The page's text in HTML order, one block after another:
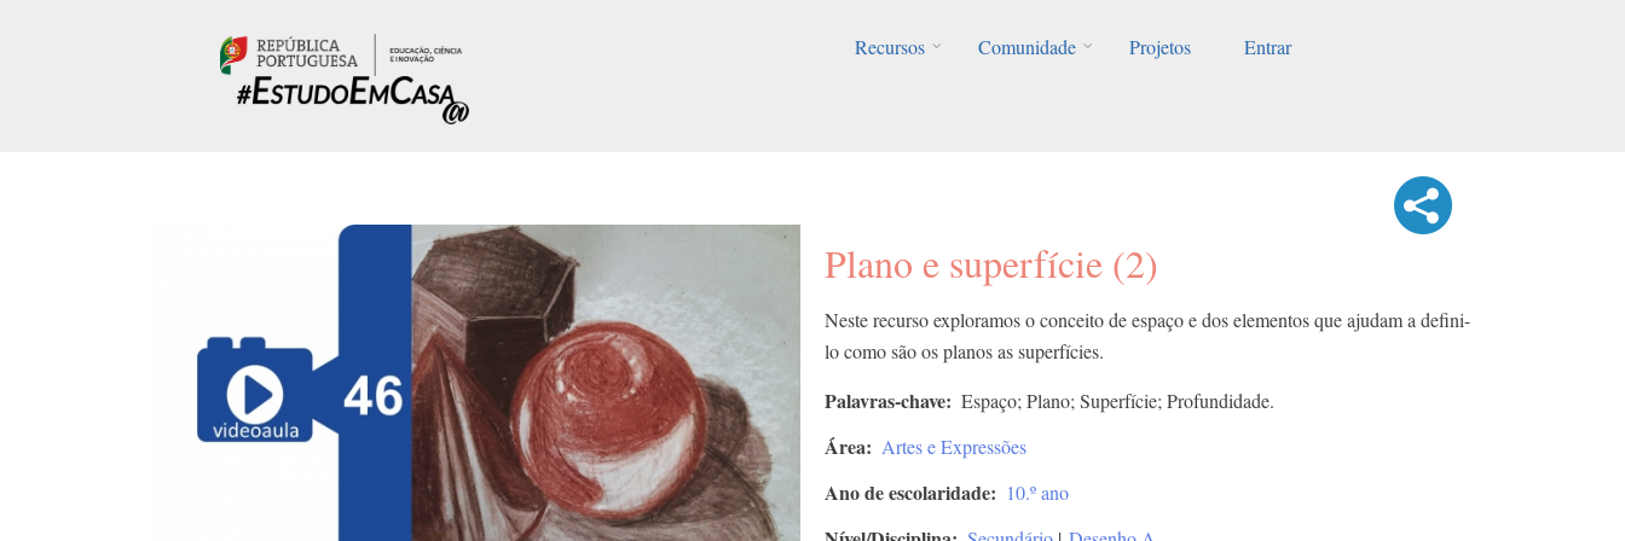
Recursos
Comunidade Projetos Entrar
Plano e superfície (2)
Neste recurso exploramos o conceito de espaço e dos elementos que ajudam a defini-
lo como são os planos as superfícies.
Palavras-chave Espaço; Plano; Superfície; Profundidade.
Área Artes e Expressões
Ano de escolaridade 10.º ano